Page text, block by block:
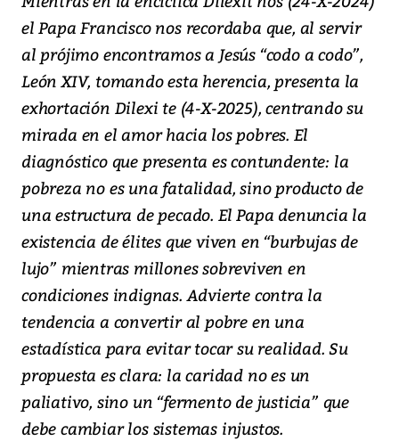
el Papa Francisco nos recordaba que, al servir
al prójimo encontramos a Jesús “codo a codo”,
León XIV, tomando esta herencia, presenta la
exhortación Dilexi te (4-X-2025), centrando su
mirada en el amor hacia los pobres. El
diagnóstico que presenta es contundente: la
pobreza no es una fatalidad, sino producto de
una estructura de pecado. El Papa denuncia la
existencia de élites que viven en “burbujas de
lujo” mientras millones sobreviven en
condiciones indignas. Advierte contra la
tendencia a convertir al pobre en una
estadística para evitar tocar su realidad. Su
propuesta es clara: la caridad no es un
paliativo, sino un “fermento de justicia” que
debe cambiar los sistemas injustos.